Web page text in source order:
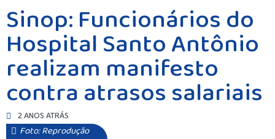
Sinop: Funcionários do
Hospital Santo Antônio
realizam manifesto
contra atrasos salariais
2 ANOS ATRÁS
Foto: Reprodução